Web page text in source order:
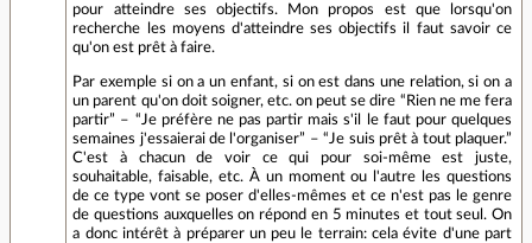
pour atteindre ses objectifs. Mon propos est que lorsqu'on
recherche les moyens d'atteindre ses objectifs il faut savoir ce
qu'on est prêt à faire.
Par exemple si on a un enfant, si on est dans une relation, si on a
un parent qu'on doit soigner, etc. on peut se dire “Rien ne me fera
partir” – “Je préfère ne pas partir mais s'il le faut pour quelques
semaines j'essaierai de l'organiser” – “Je suis prêt à tout plaquer.”
C'est à chacun de voir ce qui pour soi-même est juste,
souhaitable, faisable, etc. À un moment ou l'autre les questions
de ce type vont se poser d'elles-mêmes et ce n'est pas le genre
de questions auxquelles on répond en 5 minutes et tout seul. On
a donc intérêt à préparer un peu le terrain: cela évite d'une part